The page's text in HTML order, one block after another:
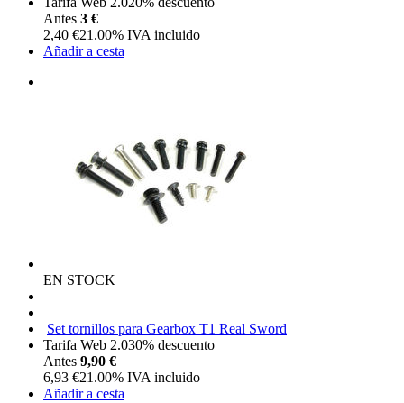
Antes 3 €
2,40 €21.00% IVA incluido
Añadir a cesta
EN STOCK
Set tornillos para Gearbox T1 Real Sword
Tarifa Web 2.030% descuento
Antes 9,90 €
6,93 €21.00% IVA incluido
Añadir a cesta